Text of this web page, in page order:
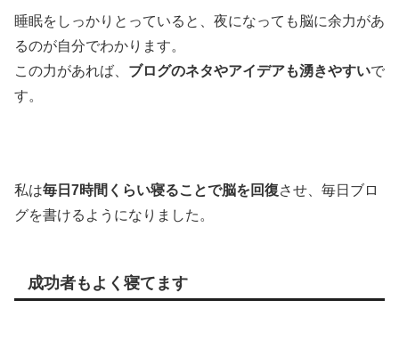
睡眠をしっかりとっていると、夜になっても脳に余力があ
るのが自分でわかります。
この力があれば、 ブログのネタやアイデアも湧きやすいで
す。
私は毎日7時間くらい寝ることで脳を回復させ、毎日ブロ
グを書けるようになりました。
成功者もよく寝てます